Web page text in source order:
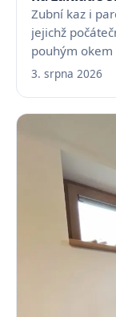
Zubní kaz i
jejichž
pouhým
fotografii…
3. srpna 2026